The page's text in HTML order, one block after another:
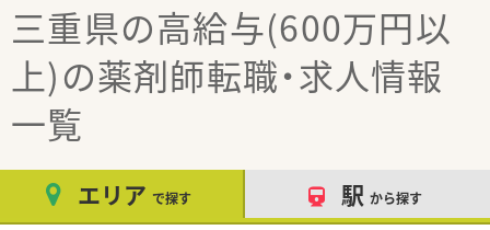
三重県の高給与(600万円以
上)の薬剤師転職・求人情報
一覧
エリア で探す 駅 から探す